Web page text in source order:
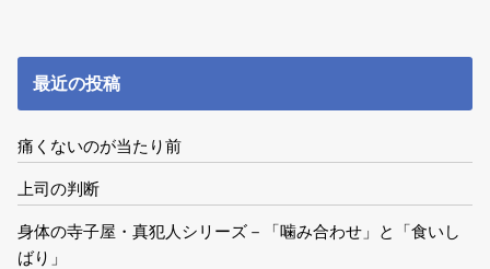
最近の投稿
痛くないのが当たり前
上司の判断
身体の寺子屋・真犯人シリーズ－「噛み合わせ」と「食いし
ばり」